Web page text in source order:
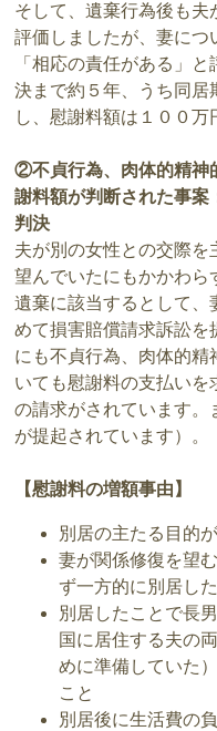
そして、遺棄行為後も夫
評価しましたが、妻につ
「相応の責任がある」
決まで約５年、うち同居
し、慰謝料額は１００万
②不貞行為、肉体的精神
謝料額が判断された事案
判決
夫が別の女性との交際を
望んでいたにもかかわ
遺棄に該当するとして
めて損害賠償請求訴訟
にも不貞行為、肉体的精
いても慰謝料の支払いを
の請求がされています
が提起されています）。
【慰謝料の増額事由】
別居の主たる目的
妻が関係修復を望
ず一方的に別居し
別居したことで長
国に居住する夫の
めに準備していた
こと
別居後に生活費の